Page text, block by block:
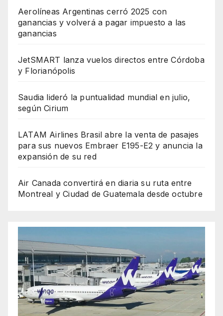
Aerolíneas Argentinas cerró 2025 con
ganancias y volverá a pagar impuesto a las
ganancias
JetSMART lanza vuelos directos entre Córdoba
y Florianópolis
Saudia lideró la puntualidad mundial en julio,
según Cirium
LATAM Airlines Brasil abre la venta de pasajes
para sus nuevos Embraer E195-E2 y anuncia la
expansión de su red
Air Canada convertirá en diaria su ruta entre
Montreal y Ciudad de Guatemala desde octubre